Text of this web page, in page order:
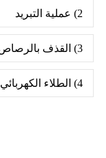
2) عملية التبريد
3) القذف بالرصاص
4) الطلاء الكهربائي